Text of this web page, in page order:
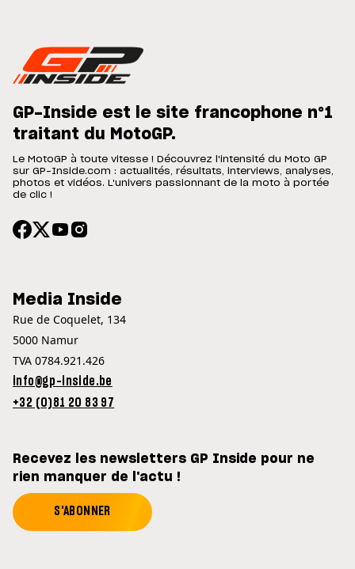
GP-Inside est le site francophone n°1
traitant du MotoGP.
Le MotoGP à toute vitesse ! Découvrez l'intensité du Moto GP
sur GP-Inside.com : actualités, résultats, interviews, analyses,
photos et vidéos. L'univers passionnant de la moto à portée
de clic !
Media Inside
Rue de Coquelet, 134
5000 Namur
TVA 0784.921.426
info@gp-inside.be
+32 (0)81 20 83 97
Recevez les newsletters GP Inside pour ne
rien manquer de l'actu !
S'ABONNER